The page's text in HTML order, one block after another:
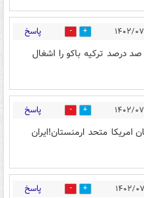
4 پاسخ
صد درصد ترکیه باکو را اشغال
6 پاسخ
امریکا متحد ارمنستان!ایران
13 پاسخ